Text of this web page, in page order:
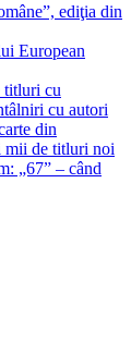
ediţia din
European
titluri cu
cu autori
din
mii de titluri noi
„67” – când